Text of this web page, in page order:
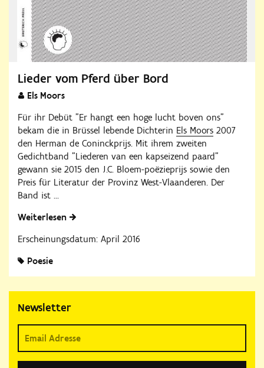
Lieder vom Pferd über Bord
Els Moors
Für ihr Debüt "Er hangt een hoge lucht boven ons"
bekam die in Brüssel lebende Dichterin Els Moors 2007
den Herman de Coninckprijs. Mit ihrem zweiten
Gedichtband "Liederen van een kapseizend paard"
gewann sie 2015 den J.C. Bloem-poëzieprijs sowie den
Preis für Literatur der Provinz West-Vlaanderen. Der
Band ist ...
Weiterlesen
Erscheinungsdatum: April 2016
Poesie
Newsletter